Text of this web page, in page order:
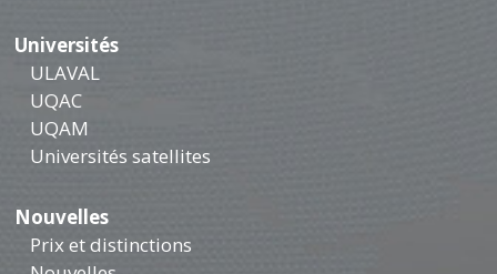
Universités
ULAVAL
UQAC
UQAM
Universités satellites
Nouvelles
Prix et distinctions